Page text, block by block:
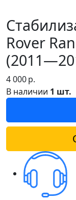
Rover
4 000р.
В наличии 1 шт.